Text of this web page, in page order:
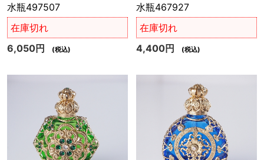
水瓶497507
在庫切れ
6,050円
(税込)
水瓶467927
在庫切れ
4,400円
(税込)